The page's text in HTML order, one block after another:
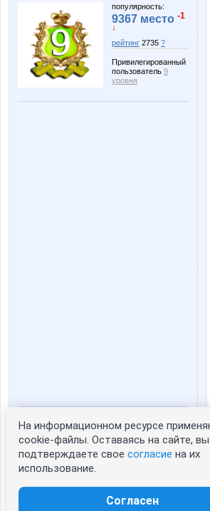
популярность:
9367 место -1
↓
рейтинг 2735 ?
Привилегированный
пользователь 9
уровня
Статистика портрета:
сейчас просматривают портрет - 0
зарегистрированные пользователи
На информационном ресурсе
cookie-файлы. Оставаясь на сайте, вы
подтверждаете свое согласие на их
использование.
Согласен